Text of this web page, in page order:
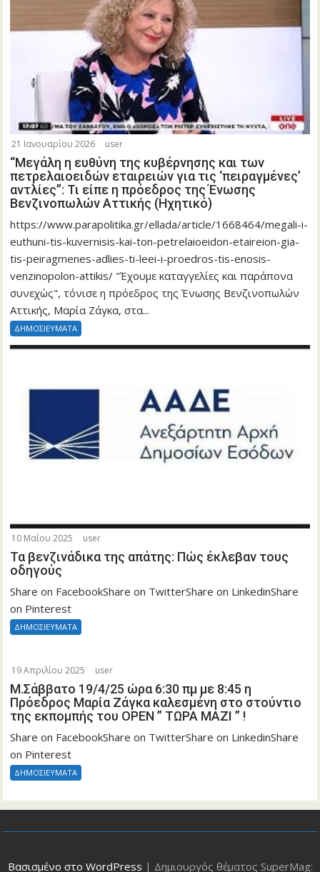
21 Ιανουαρίου 2026 user
“Μεγάλη η ευθύνη της κυβέρνησης και των
πετρελαιοειδών εταιρειών για τις ‘πειραγμένες’
αντλίες”: Τι είπε η πρόεδρος της Ένωσης
Βενζινοπωλών Αττικής (Ηχητικό)
https://www.parapolitika.gr/ellada/article/1668464/megali-i-
euthuni-tis-kuvernisis-kai-ton-petrelaioeidon-etaireion-gia-
tis-peiragmenes-adlies-ti-leei-i-proedros-tis-enosis-
venzinopolon-attikis/ "Έχουμε καταγγελίες και παράπονα
συνεχώς", τόνισε η πρόεδρος της Ένωσης Βενζινοπωλών
Αττικής, Μαρία Ζάγκα, στα...
ΔΗΜΟΣΙΕΥΜΑΤΑ
10 Μαΐου 2025 user
Τα βενζινάδικα της απάτης: Πώς έκλεβαν τους
οδηγούς
Share on FacebookShare on TwitterShare on LinkedinShare
on Pinterest
ΔΗΜΟΣΙΕΥΜΑΤΑ
19 Απριλίου 2025 user
Μ.Σάββατο 19/4/25 ώρα 6:30 πμ με 8:45 η
Πρόεδρος Μαρία Ζάγκα καλεσμένη στο στούντιο
της εκπομπής του OPEN ” ΤΩΡΑ ΜΑΖΙ ” !
Share on FacebookShare on TwitterShare on LinkedinShare
on Pinterest
ΔΗΜΟΣΙΕΥΜΑΤΑ
Βασισμένο στο WordPress | Δημιουργός θέματος SuperMag: